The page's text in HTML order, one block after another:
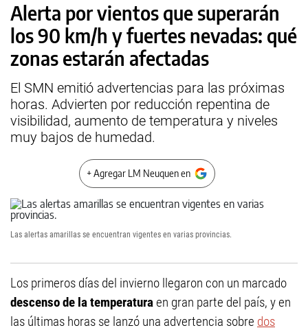
Alerta por vientos que superarán
los 90 km/h y fuertes nevadas: qué
zonas estarán afectadas
El SMN emitió advertencias para las próximas
horas. Advierten por reducción repentina de
visibilidad, aumento de temperatura y niveles
muy bajos de humedad.
+ Agregar LM Neuquen en
Las alertas amarillas se encuentran vigentes en varias provincias.
Los primeros días del invierno llegaron con un marcado
descenso de la temperaturaen gran parte del país, y en
las últimas horas se lanzó una advertencia sobre dos